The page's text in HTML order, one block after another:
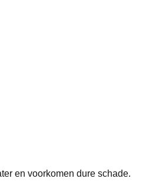
en voorkomen dure schade.